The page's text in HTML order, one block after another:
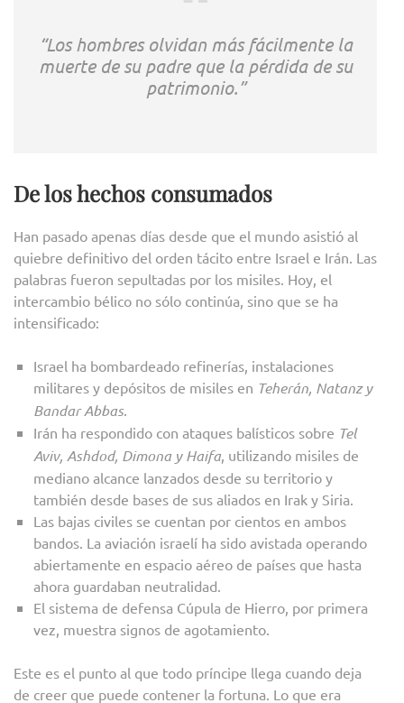
“Los hombres olvidan más fácilmente la
muerte de su padre que la pérdida de su
patrimonio.”
De los hechos consumados
Han pasado apenas días desde que el mundo asistió al
quiebre definitivo del orden tácito entre Israel e Irán. Las
palabras fueron sepultadas por los misiles. Hoy, el
intercambio bélico no sólo continúa, sino que se ha
intensificado:
Israel ha bombardeado refinerías, instalaciones
militares y depósitos de misiles en Teherán, Natanz y
Bandar Abbas.
Irán ha respondido con ataques balísticos sobre Tel
Aviv, Ashdod, Dimona y Haifa, utilizando misiles de
mediano alcance lanzados desde su territorio y
también desde bases de sus aliados en Irak y Siria.
Las bajas civiles se cuentan por cientos en ambos
bandos. La aviación israelí ha sido avistada operando
abiertamente en espacio aéreo de países que hasta
ahora guardaban neutralidad.
El sistema de defensa Cúpula de Hierro, por primera
vez, muestra signos de agotamiento.
Este es el punto al que todo príncipe llega cuando deja
de creer que puede contener la fortuna. Lo que era